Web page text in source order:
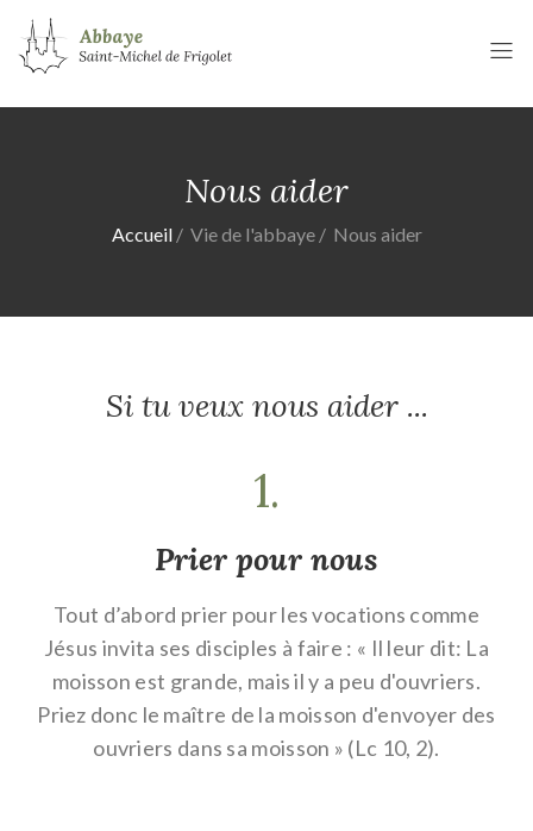
Nous aider
Accueil Vie de l'abbaye Nous aider
Si tu veux nous aider ...
1.
Prier pour nous
Tout d’abord prier pour les vocations comme
Jésus invita ses disciples à faire : « Il leur dit: La
moisson est grande, mais il y a peu d'ouvriers.
Priez donc le maître de la moisson d'envoyer des
ouvriers dans sa moisson » (Lc 10, 2).